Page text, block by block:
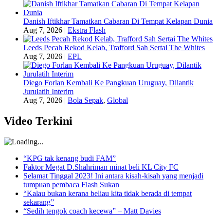
Danish Iftikhar Tamatkan Cabaran Di Tempat Kelapan Dunia
Aug 7, 2026 | Ekstra Flash
Leeds Pecah Rekod Kelab, Trafford Sah Sertai The Whites
Aug 7, 2026 | EPL
Diego Forlan Kembali Ke Pangkuan Uruguay, Dilantik
Jurulatih Interim
Aug 7, 2026 | Bola Sepak, Global
Video Terkini
“KPG tak kenang budi FAM”
Faktor Megat D.Shahriman minat beli KL City FC
Selamat Tinggal 2023! Ini antara kisah-kisah yang menjadi
tumpuan pembaca Flash Sukan
“Kalau bukan kerana beliau kita tidak berada di tempat
sekarang”
“Sedih tengok coach kecewa” – Matt Davies